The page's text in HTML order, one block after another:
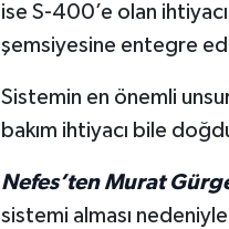
ise S-400’e olan
şemsiyesine entegre
Sistemin en önemli
bakım ihtiyacı bile
Nefes’ten Murat
sistemi alması nedeniyle